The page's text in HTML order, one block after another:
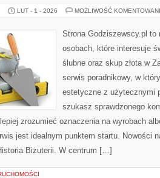
LUT - 1 - 2026 MOŻLIWOŚĆ
Strona Godziszewscy.pl
osobach, które interesuje
ślubne oraz skup złota w
serwis poradnikowy, w
estetyczne z użytecznymi
szukasz sprawdzonego
zrozumieć oznaczenia na wyrobach
jest idealnym punktem startu. Nowości
Biżuterii. W centrum […]